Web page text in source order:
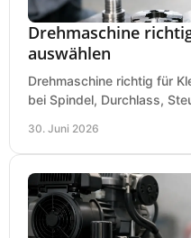
Drehmaschine
auswählen
Drehmaschine richtig für
bei Spindel, Durchlass,
30. Juni 2026